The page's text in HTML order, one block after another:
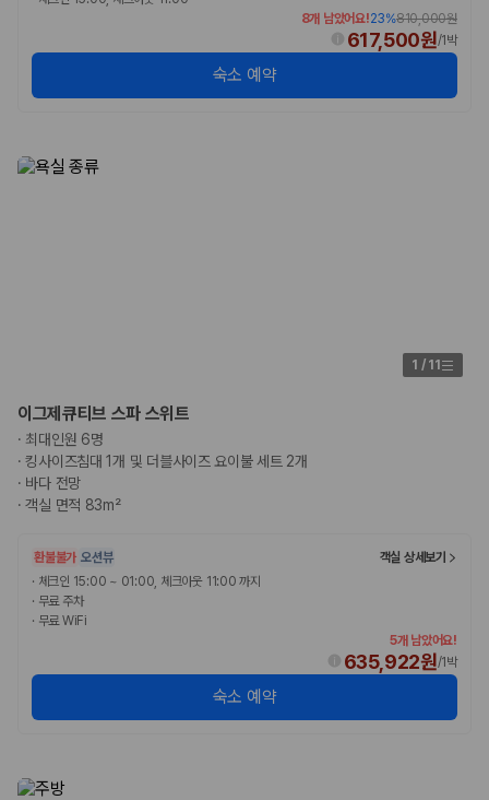
8개 남았어요!23%810,000원
617,500원/1박
숙소 예약
1 / 11
이그제큐티브 스파 스위트
· 최대인원 6명
·킹사이즈침대 1개 및 더블사이즈 요이불 세트 2개
· 바다 전망
·객실 면적 83m²
환불불가 오션뷰
객실 상세보기
· 체크인 15:00 ~ 01:00, 체크아웃 11:00 까지
· 무료 주차
· 무료 WiFi
5개 남았어요!
635,922원/1박
숙소 예약